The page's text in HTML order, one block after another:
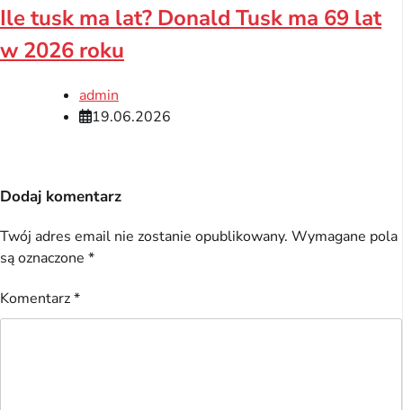
Ile tusk ma lat? Donald Tusk ma 69 lat
w 2026 roku
admin
19.06.2026
Dodaj komentarz
Twój adres email nie zostanie opublikowany. Wymagane pola
są oznaczone *
Komentarz*